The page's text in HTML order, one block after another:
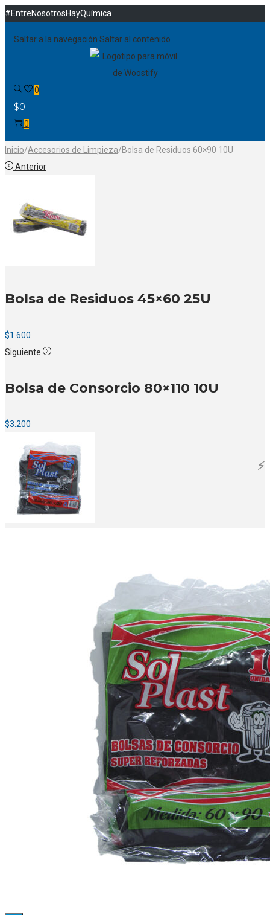
#EntreNosotrosHayQuímica
Saltar a la navegación Saltar al contenido
0
$0
0
Inicio/Accesorios de Limpieza/Bolsa de Residuos 60×90 10U
Anterior
Bolsa de Residuos 45×60 25U
$1.600
Siguiente
Bolsa de Consorcio 80×110 10U
$3.200
⚡️
⚡️
⚡️
⚡️